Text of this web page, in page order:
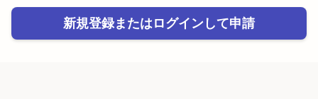
新規登録またはログインして申請